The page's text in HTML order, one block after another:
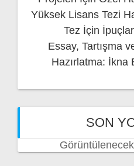
Yüksek Lisans Tezi
Tez İçin
Essay, Tartışma
Hazırlatma: İkna
SON